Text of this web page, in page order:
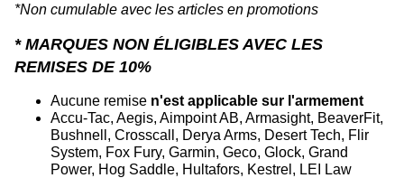
*Non cumulable avec les articles en promotions
* MARQUES NON ÉLIGIBLES AVEC LES
REMISES DE 10%
Aucune remise n'est applicable sur l'armement
Accu-Tac, Aegis, Aimpoint AB, Armasight, BeaverFit,
Bushnell, Crosscall, Derya Arms, Desert Tech, Flir
System, Fox Fury, Garmin, Geco, Glock, Grand
Power, Hog Saddle, Hultafors, Kestrel, LEI Law